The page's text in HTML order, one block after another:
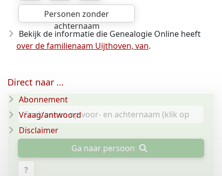
Personen zonder
achternaam
Bekijk de informatie die Genealogie Online heeft
over de familienaam Uijthoven, van.
Ga naar persoon
?
Direct naar ...
Abonnement
Vraag/antwoord
Disclaimer